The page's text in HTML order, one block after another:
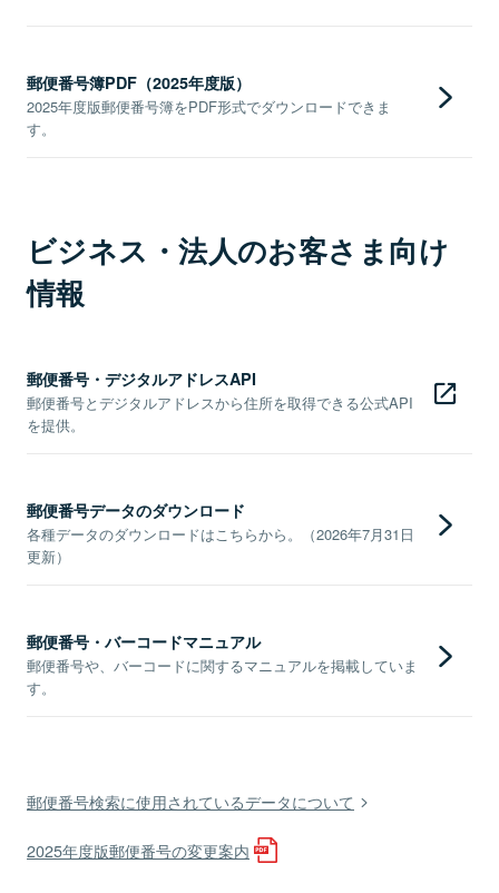
郵便番号簿PDF（2025年度版）
2025年度版郵便番号簿をPDF形式でダウンロードできま
す。
ビジネス・法人のお客さま向け
情報
郵便番号・デジタルアドレスAPI
郵便番号とデジタルアドレスから住所を取得できる公式API
を提供。
郵便番号データのダウンロード
各種データのダウンロードはこちらから。（2026年7月31日
更新）
郵便番号・バーコードマニュアル
郵便番号や、バーコードに関するマニュアルを掲載していま
す。
郵便番号検索に使用されているデータについて
2025年度版郵便番号の変更案内